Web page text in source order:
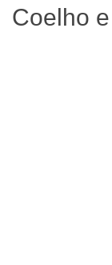
Coelho